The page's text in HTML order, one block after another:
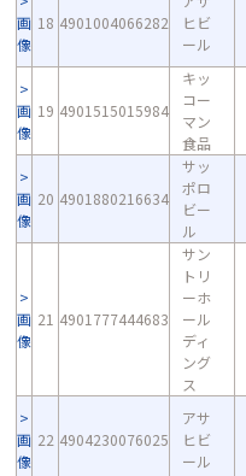
画
像
18 4901004066282
ヒビ
ール
画
像
19 4901515015984
キッ
コー
マン
食品
画
像
20 4901880216634
サッ
ポロ
ビー
ル
画
像
21 4901777444683
サン
トリ
ーホ
ール
ディ
ング
ス
画
像
22 4904230076025
アサ
ヒビ
ール